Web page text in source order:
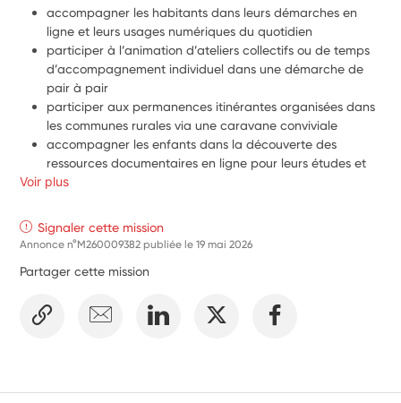
accompagner les habitants dans leurs démarches en
ligne et leurs usages numériques du quotidien
participer à l’animation d’ateliers collectifs ou de temps
d’accompagnement individuel dans une démarche de
pair à pair
participer aux permanences itinérantes organisées dans
les communes rurales via une caravane conviviale
accompagner les enfants dans la découverte des
ressources documentaires en ligne pour leurs études et
leur scolarité
pratiques de médiation numérique à destination des
professionnels du territoire
numériques à destination des séniors
habitants
Voir plus
Signaler cette mission
Annonce n°M260009382 publiée le19 mai 2026
Partager cette mission